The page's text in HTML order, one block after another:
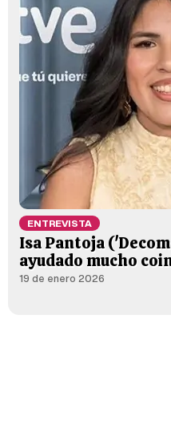
ENTREVISTA
Isa Pantoja
ayudado mucho
19 de enero 2026